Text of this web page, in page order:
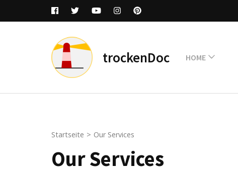
Inhalt
trockenDoc HOME
Startseite > Our Services
Our Services